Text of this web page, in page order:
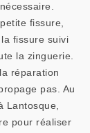
fissure,
fissure suivi
la zinguerie.
réparation
pas. Au
Lantosque,
pour réaliser